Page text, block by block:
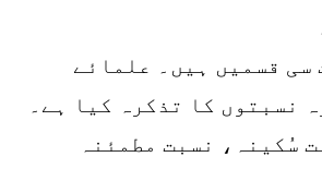
سی قسمیں ہیں۔ علمائے
نسبتوں کا تذکرہ کیا ہے۔
سُکینہ، نسبت مطمئنہ